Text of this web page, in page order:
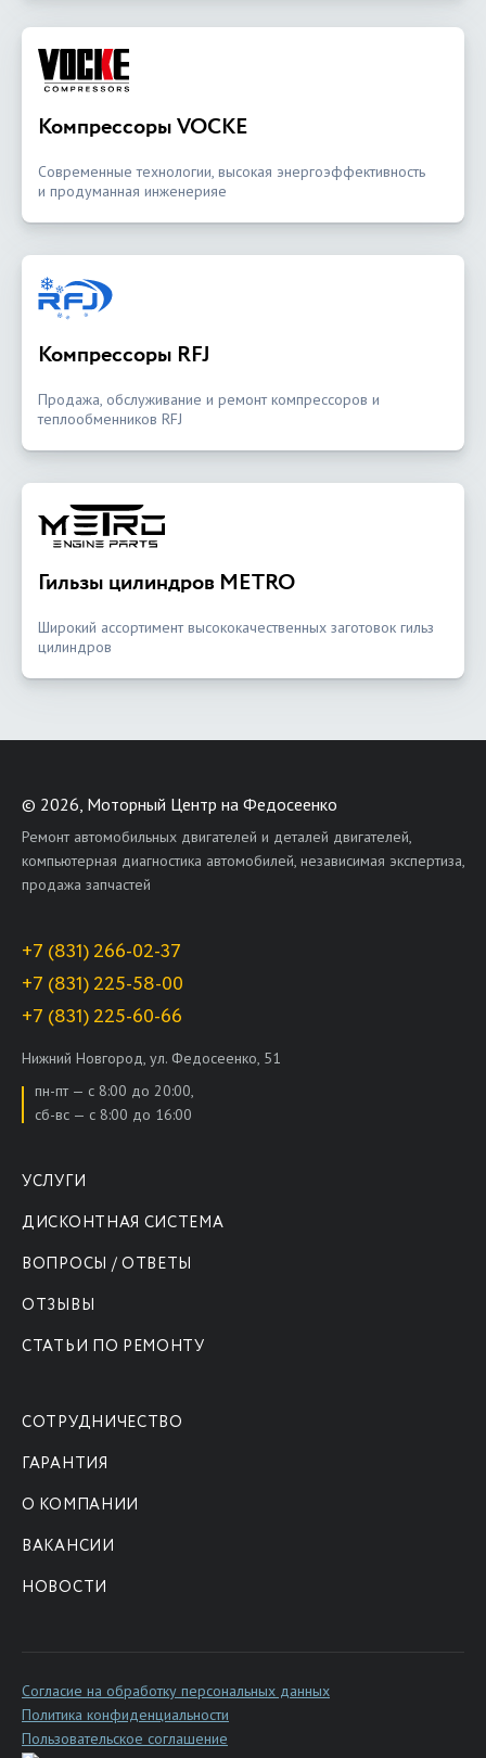
Компрессоры VOCKE
Современные технологии, высокая энергоэффективность
и продуманная инженерияе
Компрессоры RFJ
Продажа, обслуживание и ремонт компрессоров и
теплообменников RFJ
Гильзы цилиндров METRO
Широкий ассортимент высококачественных заготовок гильз
цилиндров
© 2026, Моторный Центр на Федосеенко
Ремонт автомобильных двигателей и деталей двигателей,
компьютерная диагностика автомобилей, независимая экспертиза,
продажа запчастей
+7 (831) 266-02-37
+7 (831) 225-58-00
+7 (831) 225-60-66
Нижний Новгород, ул. Федосеенко, 51
пн-пт — с 8:00 до 20:00,
сб-вс — с 8:00 до 16:00
УСЛУГИ
ДИСКОНТНАЯ СИСТЕМА
ВОПРОСЫ / ОТВЕТЫ
ОТЗЫВЫ
СТАТЬИ ПО РЕМОНТУ
СОТРУДНИЧЕСТВО
ГАРАНТИЯ
О КОМПАНИИ
ВАКАНСИИ
НОВОСТИ
Согласие на обработку персональных данных
Политика конфиденциальности
Пользовательское соглашение